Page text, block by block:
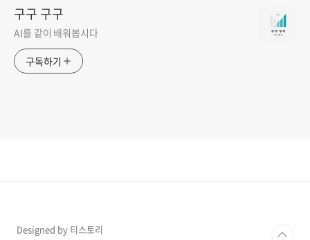
구구 구구
AI를 같이 배워봅시다
구독하기
Designed by 티스토리